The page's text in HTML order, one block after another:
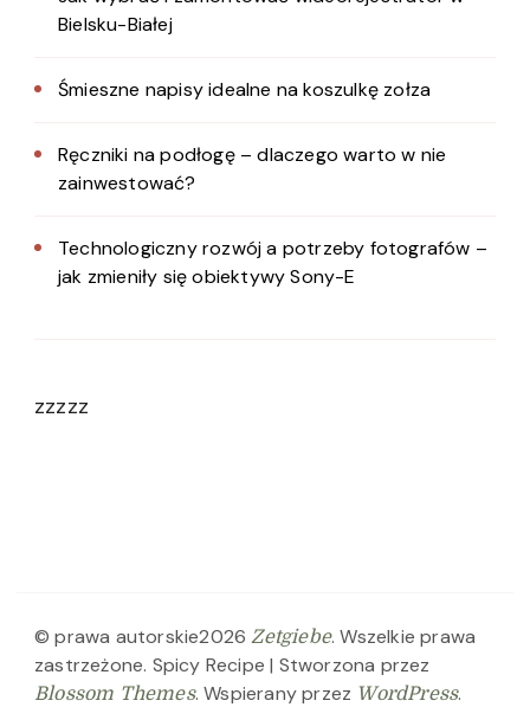
Bielsku-Białej
Śmieszne napisy idealne na koszulkę zołza
Ręczniki na podłogę – dlaczego warto w nie
zainwestować?
Technologiczny rozwój a potrzeby fotografów –
jak zmieniły się obiektywy Sony-E
zzzzz
© prawa autorskie2026Zetgiebe. Wszelkie prawa
zastrzeżone. Spicy Recipe | Stworzona przez
Blossom Themes. Wspierany przez WordPress.